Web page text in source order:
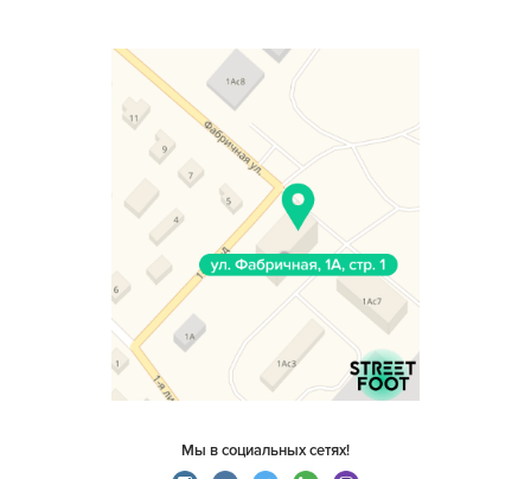
Мы в социальных сетях!